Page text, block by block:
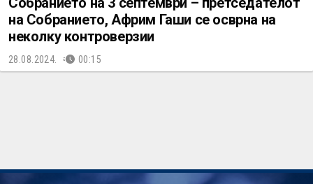
на Собранието, Африм Гаши се осврна на
неколку контроверзии
28.08.2024. 00:15